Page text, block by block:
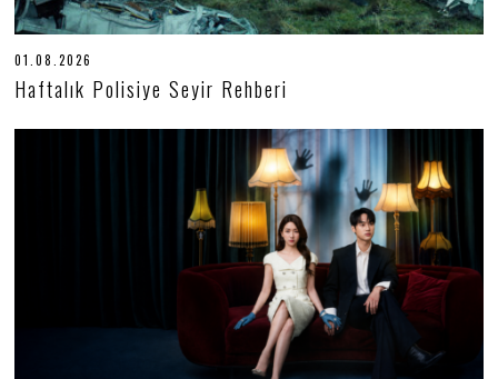
01.08.2026
1
.
8
Haftalık Polisiye Seyir Rehberi